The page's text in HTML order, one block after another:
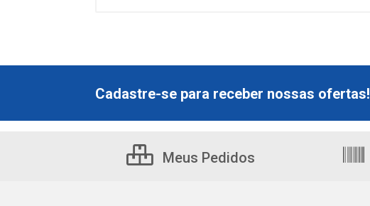
Cadastre-se para receber nossas ofertas!
Meus Pedidos